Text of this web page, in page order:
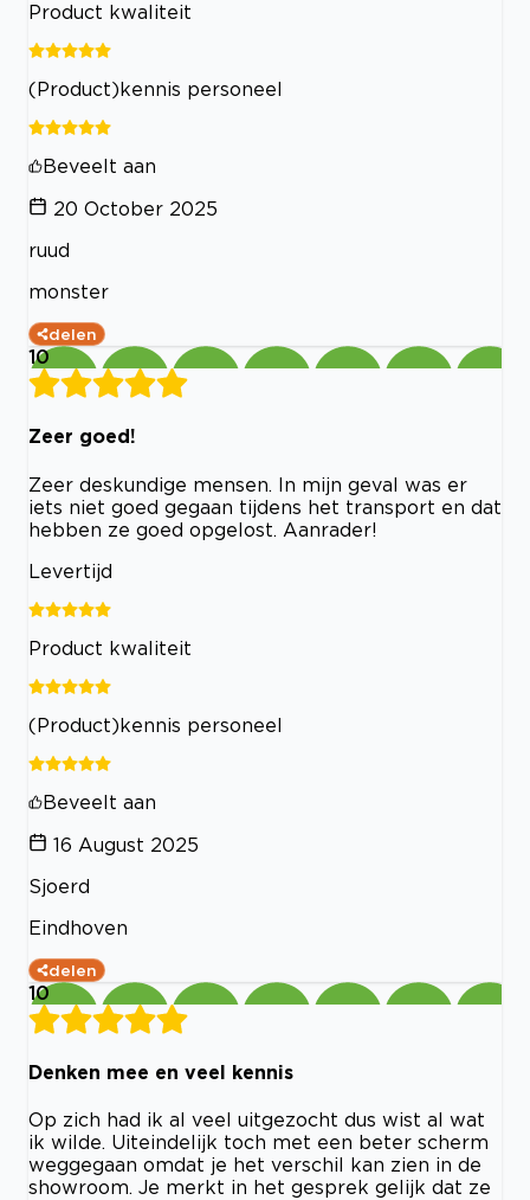
Product kwaliteit
(Product)kennis personeel
Beveelt aan
20 October 2025
ruud
monster
delen
10
Zeer goed!
Zeer deskundige mensen. In mijn geval was er
iets niet goed gegaan tijdens het transport en dat
hebben ze goed opgelost. Aanrader!
Levertijd
Product kwaliteit
(Product)kennis personeel
Beveelt aan
16 August 2025
Sjoerd
Eindhoven
delen
10
Denken mee en veel kennis
Op zich had ik al veel uitgezocht dus wist al wat
ik wilde. Uiteindelijk toch met een beter scherm
weggegaan omdat je het verschil kan zien in de
showroom. Je merkt in het gesprek gelijk dat ze